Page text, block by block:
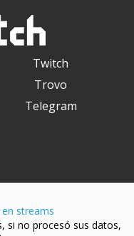
Twitch
Trovo
Telegram
streams
si no procesó sus datos,